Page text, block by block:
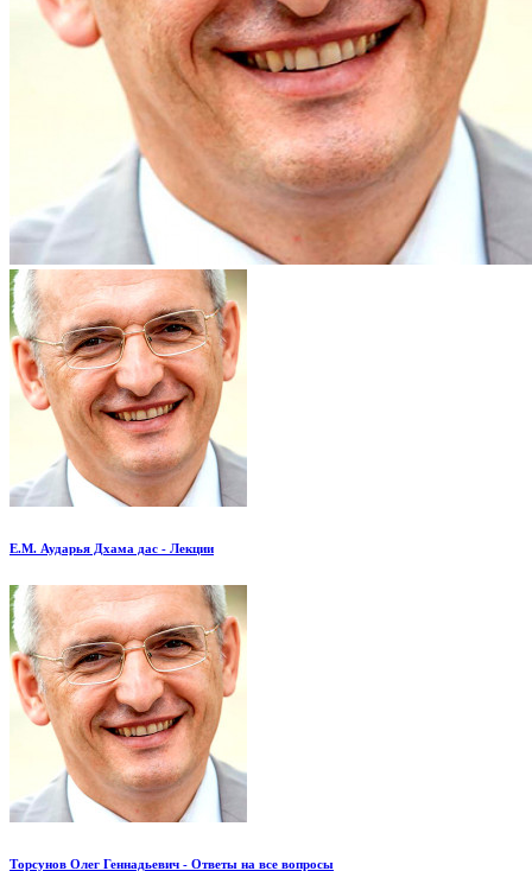
Е.М. Аударья Дхама дас - Лекции
Торсунов Олег Геннадьевич - Ответы на все вопросы